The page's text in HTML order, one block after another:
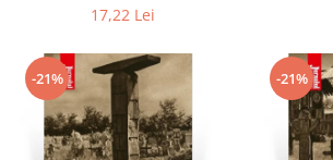
17,22 Lei
-21% -21%